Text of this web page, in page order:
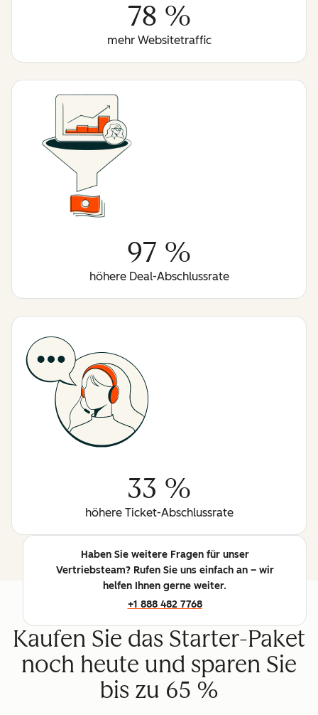
78 %
mehr Websitetraffic
97 %
höhere Deal-Abschlussrate
33 %
höhere Ticket-Abschlussrate
Haben Sie weitere Fragen für unser
Vertriebsteam? Rufen Sie uns einfach an – wir
helfen Ihnen gerne weiter.
+1 888 482 7768
Kaufen Sie das Starter-Paket
noch heute und sparen Sie
bis zu 65 %